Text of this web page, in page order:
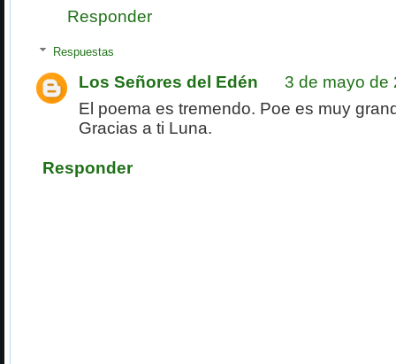
Responder
Respuestas
Los Señores del Edén
3 de mayo de
El poema es tremendo. Poe es muy
Gracias a ti Luna.
Responder